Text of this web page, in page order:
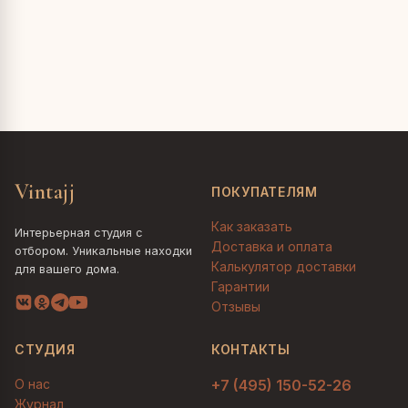
Vintajj
Интерьерная студия с
отбором. Уникальные находки
для вашего дома.
ПОКУПАТЕЛЯМ
Как заказать
Доставка и оплата
Калькулятор доставки
Гарантии
Отзывы
СТУДИЯ
О нас
Журнал
КОНТАКТЫ
+7 (495) 150-52-26